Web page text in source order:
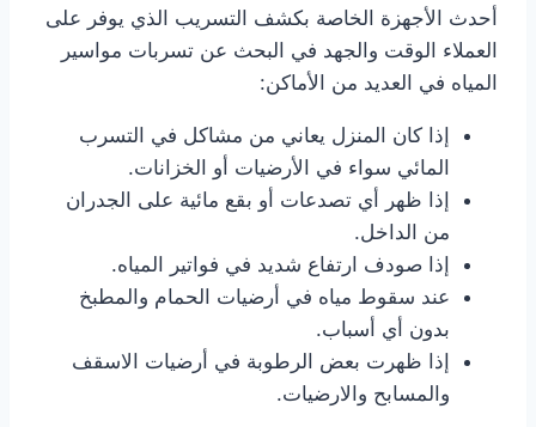
أحدث الأجهزة الخاصة بكشف التسريب الذي يوفر على
العملاء الوقت والجهد في البحث عن تسربات مواسير
المياه في العديد من الأماكن:
إذا كان المنزل يعاني من مشاكل في التسرب
المائي سواء في الأرضيات أو الخزانات.
إذا ظهر أي تصدعات أو بقع مائية على الجدران
من الداخل.
إذا صودف ارتفاع شديد في فواتير المياه.
عند سقوط مياه في أرضيات الحمام والمطبخ
بدون أي أسباب.
إذا ظهرت بعض الرطوبة في أرضيات الاسقف
والمسابح والارضيات.